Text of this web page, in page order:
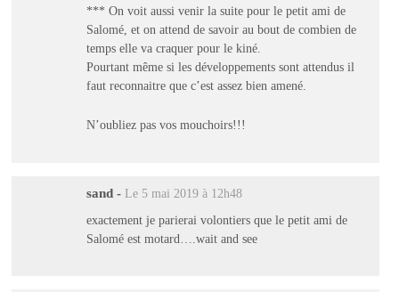
*** On voit aussi venir la suite pour le petit ami de
Salomé, et on attend de savoir au bout de combien de
temps elle va craquer pour le kiné.
Pourtant même si les développements sont attendus il
faut reconnaitre que c’est assez bien amené.
N’oubliez pas vos mouchoirs!!!
sand - Le 5 mai 2019 à 12h48
exactement je parierai volontiers que le petit ami de
Salomé est motard….wait and see